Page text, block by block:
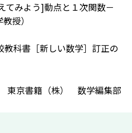
てみよう]動点と１次関数－
授）
教科書［新しい数学］訂正の
東京書籍（株） 数学編集部